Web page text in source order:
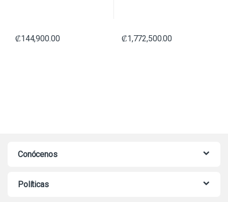
₡144,900.00 ₡1,772,500.00
Conócenos
Políticas